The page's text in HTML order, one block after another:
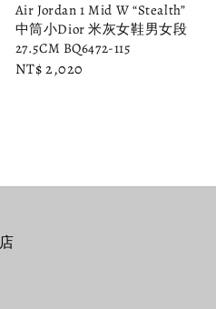
Air Jordan 1 Mid W “Stealth”
中筒小Dior 米灰女鞋男女段
27.5CM BQ6472-115
Regular
NT$ 2,020